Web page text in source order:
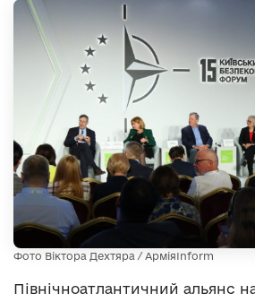
Фото Віктора Дехтяра / АрміяInform
Північноатлантичний альянс